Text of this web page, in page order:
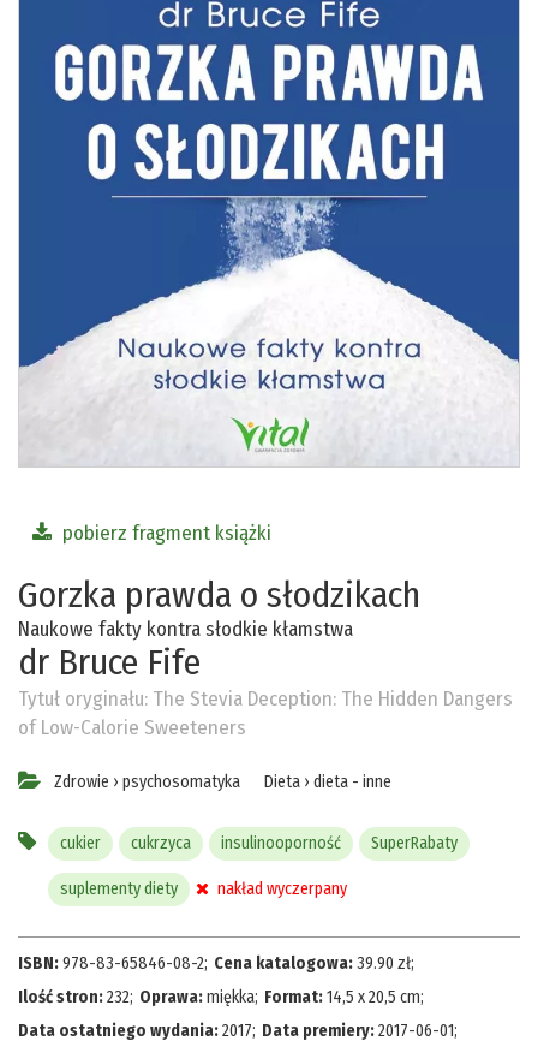
pobierz fragment książki
Gorzka prawda o słodzikach
Naukowe fakty kontra słodkie kłamstwa
dr Bruce Fife
Tytuł oryginału: The Stevia Deception: The Hidden Dangers
of Low-Calorie Sweeteners
Zdrowie › psychosomatyka Dieta › dieta - inne
cukier cukrzyca insulinooporność SuperRabaty
suplementy diety nakład wyczerpany
ISBN:978-83-65846-08-2; Cena katalogowa:39.90 zł;
Ilość stron:232; Oprawa:miękka; Format:14,5 x 20,5 cm;
Data ostatniego wydania:2017; Data premiery:2017-06-01;